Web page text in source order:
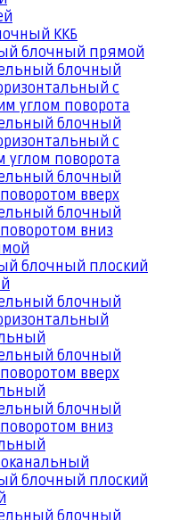
ККБ
блочный прямой
блочный
с
углом поворота
блочный
с
поворота
блочный
вверх
блочный
вниз
блочный плоский
блочный
блочный
вверх
блочный
вниз
блочный плоский
блочный